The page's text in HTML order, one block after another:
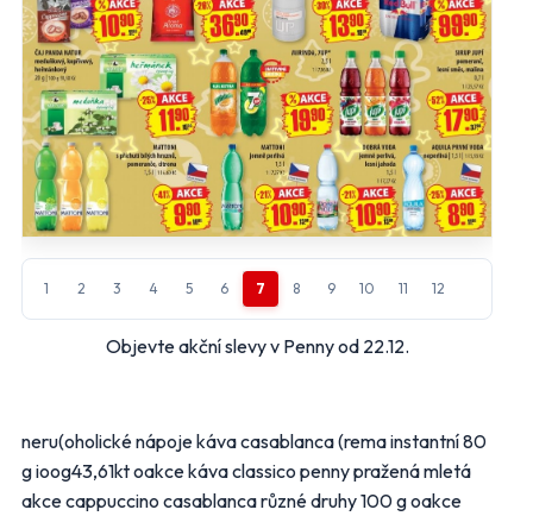
1 2 3 4 5 6 7 8 9 10 11 12
Objevte akční slevy v Penny od 22.12.
neru(oholické nápoje káva casablanca (rema instantní 80
g ioog43,61kt oakce káva classico penny pražená mletá
akce cappuccino casablanca různé druhy 100 g oakce
mailu.
Hlavní hypermarkety a supermarkety
Albert BILLA
CBA COOP
FLOP Globus
Kaufland Lidl
Makro Norma
Další obchody podle kategorií
Bydlení, zahrada
Drogerie, kosmetika